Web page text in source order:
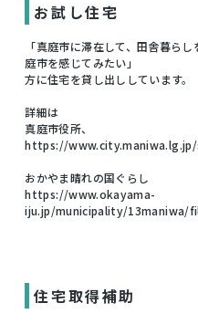
お試し住宅
「真庭市に滞在して、田舎暮ら
庭市を感じてみたい」
方に住宅を貸し出ししています。
詳細は
真庭市役所、
https://
おかやま晴れの国ぐらし
https://www.okayama-
iju.jp/municipality/13maniwa/
住宅取得補助